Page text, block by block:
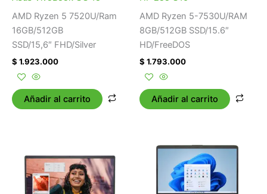
AMD Ryzen 5 7520U/Ram
16GB/512GB
SSD/15,6″ FHD/Silver
$ 1.923.000
Añadir al carrito
AMD Ryzen 5-7530U/RAM
8GB/512GB SSD/15.6″
HD/FreeDOS
$ 1.793.000
Añadir al carrito